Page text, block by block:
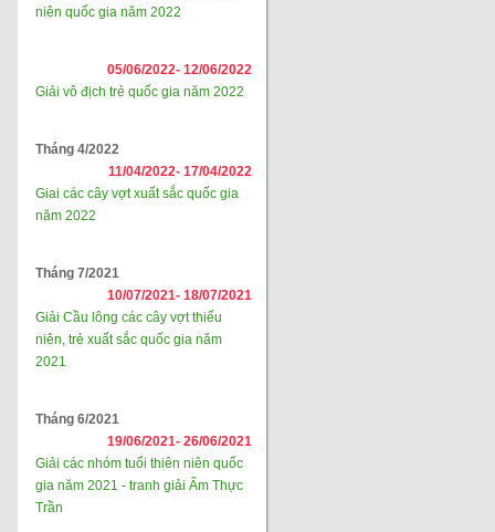
niên quốc gia năm 2022
05/06/2022- 12/06/2022
Giải vô địch trẻ quốc gia năm 2022
Tháng 4/2022
11/04/2022- 17/04/2022
Giai các cây vợt xuất sắc quốc gia
năm 2022
Tháng 7/2021
10/07/2021- 18/07/2021
Giải Cầu lông các cây vợt thiếu
niên, trẻ xuất sắc quốc gia năm
2021
Tháng 6/2021
19/06/2021- 26/06/2021
Giải các nhóm tuổi thiên niên quốc
gia năm 2021 - tranh giải Ẩm Thực
Trần